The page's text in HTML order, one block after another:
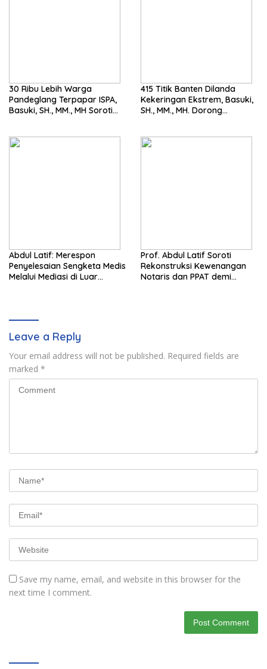
30 Ribu Lebih Warga
Pandeglang Terpapar ISPA,
Basuki, SH., MM., MH Soroti
415 Titik Banten Dilanda
Kekeringan Ekstrem, Basuki,
SH., MM., MH. Dorong
Abdul Latif: Merespon
Penyelesaian Sengketa Medis
Melalui Mediasi di Luar
Prof. Abdul Latif Soroti
Rekonstruksi Kewenangan
Notaris dan PPAT demi
Leave a Reply
Your email address will not be published. Required fields are
marked *
Save my name, email, and website in this browser for the
next time I comment.